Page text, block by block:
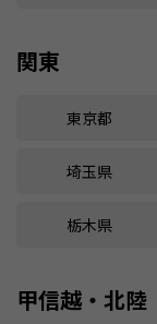
関東
東京都
埼玉県
栃木県
甲信越・北陸